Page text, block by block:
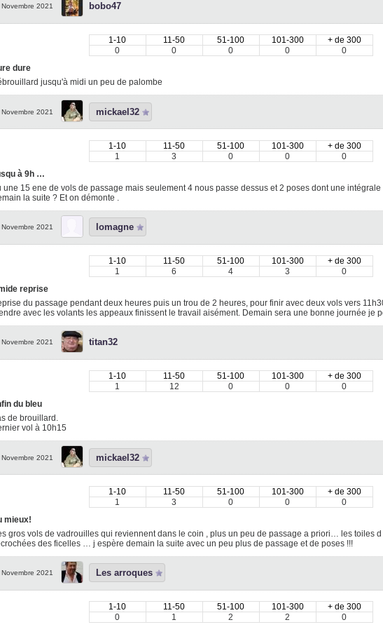
2021 bobo47
1-10 11-50 51-100 101-300
+ de 300
0
0 0 0
0
dure
jusqu'à midi un peu de palombe
Novembre 2021 mickael32
1-10 11-50 51-100 101-300
+ de 300
1
3 0 0
0
à 9h …
une 15 ene de vols de passage mais seulement 4 nous passe dessus et 2 poses dont une intégrale
la suite ? Et on démonte .
Novembre 2021 lomagne
1-10 11-50 51-100 101-300
+ de 300
1
6 4 3
0
reprise
du passage pendant deux heures puis un trou de 2 heures, pour finir avec deux vols vers
avec les volants les appeaux finissent le travail aisément. Demain sera une bonne journée je
2021 titan32
1-10 11-50 51-100 101-300
+ de 300
1
12 0 0
0
du bleu
de brouillard.
vol à 10h15
Novembre 2021 mickael32
1-10 11-50 51-100 101-300
+ de 300
1
3 0 0
0
mieux!
gros vols de vadrouilles qui reviennent dans le coin , plus un peu de passage a priori… les toiles
des ficelles … j espère demain la suite avec un peu plus de passage et de poses !!!
Novembre 2021 Les arroques
1-10 11-50 51-100 101-300
+ de 300
0
1 2 2 0